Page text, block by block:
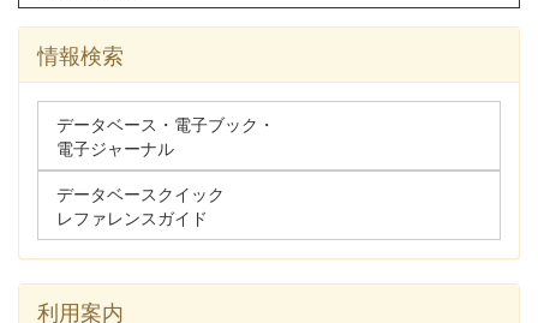
情報検索
データベース・電子ブック・
電子ジャーナル
データベースクイック
レファレンスガイド
利用案内